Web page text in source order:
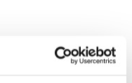
For breather lines